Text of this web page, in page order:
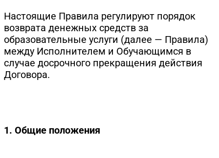
Настоящие Правила регулируют порядок
возврата денежных средств за
образовательные услуги (далее — Правила)
между Исполнителем и Обучающимся в
случае досрочного прекращения действия
Договора.
1. Общие положения